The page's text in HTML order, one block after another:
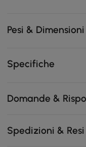
Pesi & Dimensioni
Specifiche
Domande &
Spedizioni & Resi